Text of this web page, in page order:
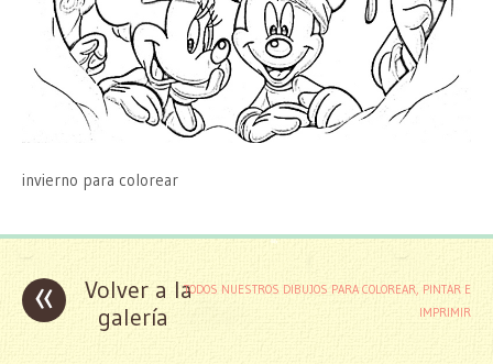
invierno para colorear
«
Volver a la
galería
TODOS NUESTROS DIBUJOS PARA COLOREAR, PINTAR E
IMPRIMIR